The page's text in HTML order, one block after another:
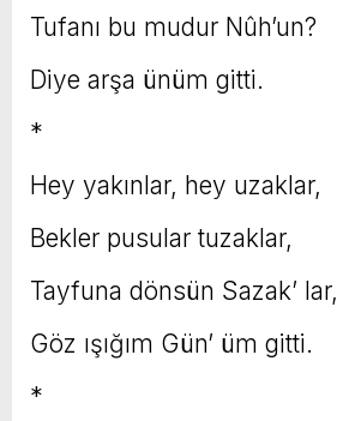
Tufanı bu mudur Nûh’un?
Diye arşa ünüm gitti.
*
Hey yakınlar, hey uzaklar,
Bekler pusular tuzaklar,
Tayfuna dönsün Sazak’ lar,
Göz ışığım Gün’ üm gitti.
*